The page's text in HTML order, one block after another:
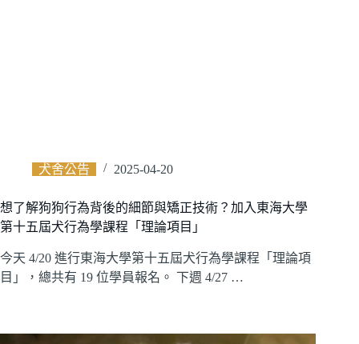
犬舍公告 2025-04-20
想了解狗狗行為背後的細節與矯正技術？加入東海大學
第十五屆犬行為學課程「理論項目」
今天 4/20 進行東海大學第十五屆犬行為學課程「理論項
目」，總共有 19 位學員報名。 下週 4/27 …